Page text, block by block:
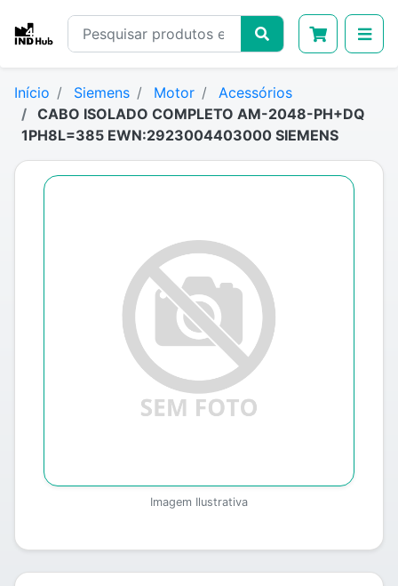
Início Siemens Motor
Acessórios
CABO ISOLADO COMPLETO AM-2048-PH+DQ
1PH8L=385 EWN:2923004403000 SIEMENS
Imagem Ilustrativa